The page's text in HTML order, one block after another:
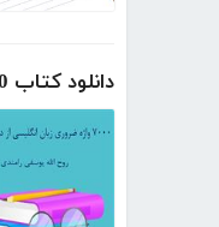
دانلود کتاب 7000 واژه ضروری زبان انگلیسی از دبیرستان تا دکترا